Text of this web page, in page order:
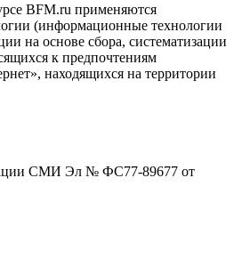
BFM.ru применяются
(информационные технологии
на основе сбора, систематизации
к предпочтениям
находящихся на территории
СМИ Эл № ФС77-89677 от